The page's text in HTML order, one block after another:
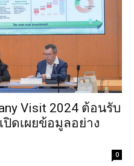
Visit 2024 ต้อนรับ
ดเผยข้อมูลอย่าง
0